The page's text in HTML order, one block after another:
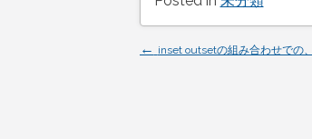
Post
← inset outsetの組み合わせでの